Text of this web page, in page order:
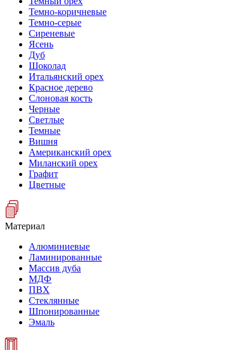
Темно-коричневые
Темно-серые
Сиреневые
Ясень
Дуб
Шоколад
Итальянский орех
Красное дерево
Слоновая кость
Черные
Светлые
Темные
Вишня
Американский орех
Миланский орех
Графит
Цветные
Материал
Алюминиевые
Ламинированные
Массив дуба
МДФ
ПВХ
Стеклянные
Шпонированные
Эмаль